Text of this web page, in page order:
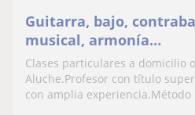
Guitarra, bajo,
musical, armonía…
Clases particulares a domicilio
Aluche.Profesor con título
con amplia experiencia.Método